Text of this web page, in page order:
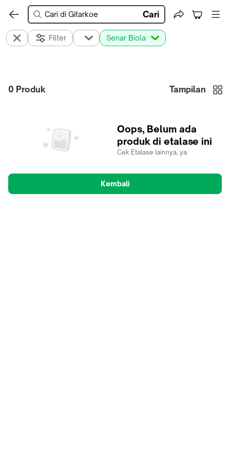
Cari
Filter Senar Biola
0 Produk Tampilan
Oops, Belum ada
produk di etalase ini
Cek Etalase lainnya, ya
Kembali